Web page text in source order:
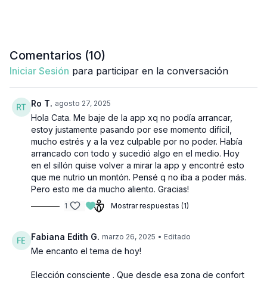
Expandir nuestros límites no significa un cambio drástico, sino
pequeños pasos que nos acerquen a lo que realmente
queremos.El crecimiento empieza cuando nos animamos
a dar el primer paso.💫💪
Comentarios (10)
Iniciar Sesión para participar en la conversación
Ro T. agosto 27, 2025
Hola Cata. Me baje de la app xq no podía arrancar,
estoy justamente pasando por ese momento difícil,
mucho estrés y a la vez culpable por no poder. Había
arrancado con todo y sucedió algo en el medio. Hoy
en el sillón quise volver a mirar la app y encontré esto
que me nutrio un montón. Pensé q no iba a poder más.
Pero esto me da mucho aliento. Gracias!
1 Mostrar respuestas (1)
Fabiana Edith G. marzo 26, 2025 • Editado
Me encanto el tema de hoy!
Elección consciente . Que desde esa zona de confort